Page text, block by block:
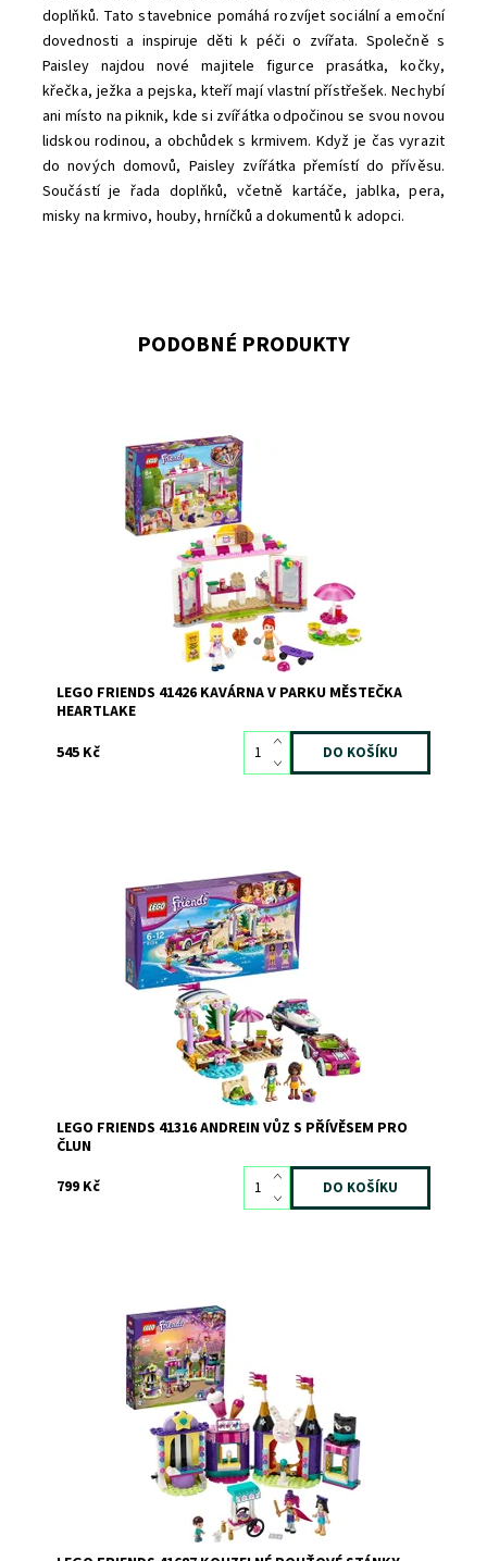
doplňků. Tato stavebnice pomáhá rozvíjet sociální a emoční
dovednosti a inspiruje děti k péči o zvířata. Společně s
Paisley najdou nové majitele figurce prasátka, kočky,
křečka, ježka a pejska, kteří mají vlastní přístřešek. Nechybí
ani místo na piknik, kde si zvířátka odpočinou se svou novou
lidskou rodinou, a obchůdek s krmivem. Když je čas vyrazit
do nových domovů, Paisley zvířátka přemístí do přívěsu.
Součástí je řada doplňků, včetně kartáče, jablka, pera,
misky na krmivo, houby, hrníčků a dokumentů k adopci.
PODOBNÉ PRODUKTY
Kavárnička v pařížském stylu je jako stvořená k hraní!
Dostupnost:
Skladem3
8111
LEGO
LEGO FRIENDS 41426 KAVÁRNA V PARKU MĚSTEČKA
HEARTLAKE
545 Kč
Na tu nejparádnější plážovou party ve městě doraz ve
velkém stylu!
Dostupnost:
Skladem3
2615
LEGO
LEGO FRIENDS 41316 ANDREIN VŮZ S PŘÍVĚSEM PRO
ČLUN
799 Kč
Dárek pro děti s karnevalovými stánky a LEGO®
kouzelnickým trikem
Dostupnost:
Skladem>3
8878
LEGO